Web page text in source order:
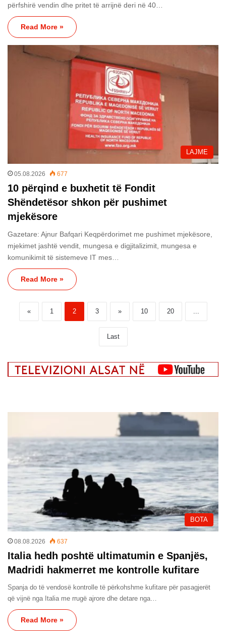
përfshirë vendin dhe pritet të arrijnë deri në 40…
Read More »
LAJME
05.08.2026 677
10 përqind e buxhetit të Fondit
Shëndetësor shkon për pushimet
mjekësore
Gazetare: Ajnur Bafqari Keqpërdorimet me pushimet mjekësore,
mjekimet jashtë vendit, mungesa e digjitalizimit, mungesa e
komunikimit të sistemeve IT mes…
Read More »
« 1 2 3 » 10 20 ...
Last
BOTA
08.08.2026 637
Italia hedh poshtë ultimatumin e Spanjës,
Madridi hakmerret me kontrolle kufitare
Spanja do të vendosë kontrolle të përkohshme kufitare për pasagjerët
që vijnë nga Italia me rrugë ajrore dhe detare nga…
Read More »